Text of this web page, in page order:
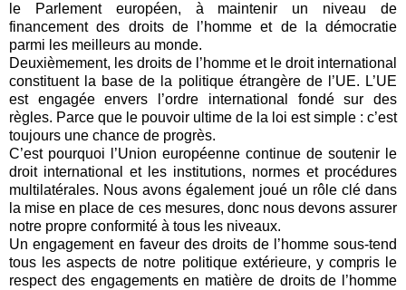
le Parlement européen, à maintenir un niveau de
financement des droits de l’homme et de la démocratie
parmi les meilleurs au monde.
Deuxièmement, les droits de l’homme et le droit international
constituent la base de la politique étrangère de l’UE. L’UE
est engagée envers l’ordre international fondé sur des
règles. Parce que le pouvoir ultime de la loi est simple : c’est
toujours une chance de progrès.
C’est pourquoi l’Union européenne continue de soutenir le
droit international et les institutions, normes et procédures
multilatérales. Nous avons également joué un rôle clé dans
la mise en place de ces mesures, donc nous devons assurer
notre propre conformité à tous les niveaux.
Un engagement en faveur des droits de l’homme sous-tend
tous les aspects de notre politique extérieure, y compris le
respect des engagements en matière de droits de l’homme